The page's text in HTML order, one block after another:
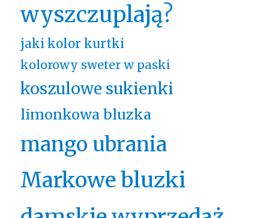
wyszczuplają?
jaki kolor kurtki
kolorowy sweter w paski
koszulowe sukienki
limonkowa bluzka
mango ubrania
Markowe bluzki